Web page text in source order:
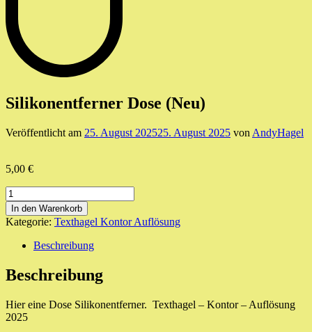
Silikonentferner Dose (Neu)
Veröffentlicht am 25. August 202525. August 2025 von AndyHagel
5,00 €
Silikonentferner
Dose
(Neu)
Menge
In den Warenkorb
Kategorie: Texthagel Kontor Auflösung
Beschreibung
Beschreibung
Hier eine Dose Silikonentferner. Texthagel – Kontor – Auflösung
2025